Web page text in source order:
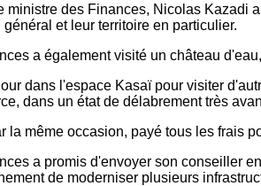
ministre des Finances, Nicolas Kazadi
et leur territoire en particulier.
a également visité un château
dans l'espace Kasaï pour visiter
dans un état de délabrement très
la même occasion, payé tous les frais
a promis d'envoyer son conseiller
de moderniser plusieurs